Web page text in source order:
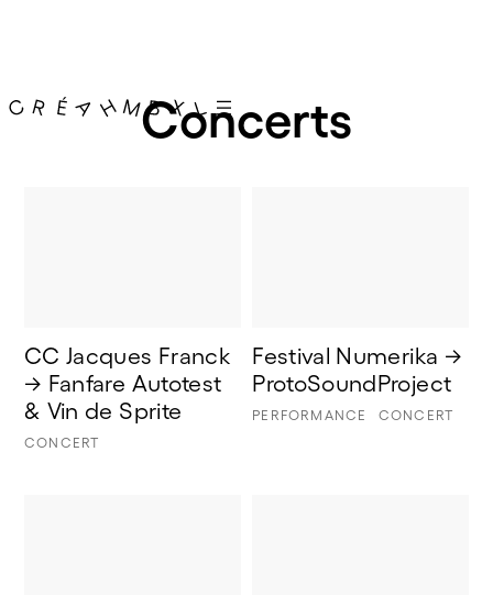
Concerts
CC Jacques Franck
→ Fanfare Autotest
& Vin de Sprite
CONCERT
Festival Numerika →
ProtoSoundProject
PERFORMANCE CONCERT